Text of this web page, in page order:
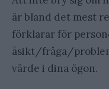
är bland det mest
förklarar för
åsikt/fråga/
värde i dina ögon.